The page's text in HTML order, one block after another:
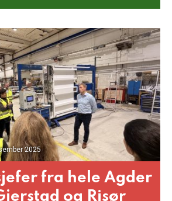
2025
fra hele Agder
og Risør